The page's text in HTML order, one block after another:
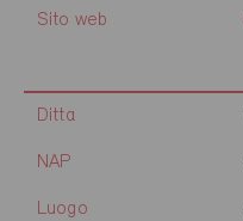
Sito web
Ditta
NAP
Luogo